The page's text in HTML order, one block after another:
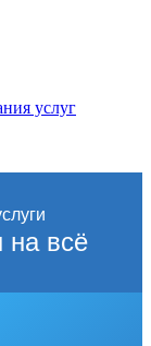
услуг
всё